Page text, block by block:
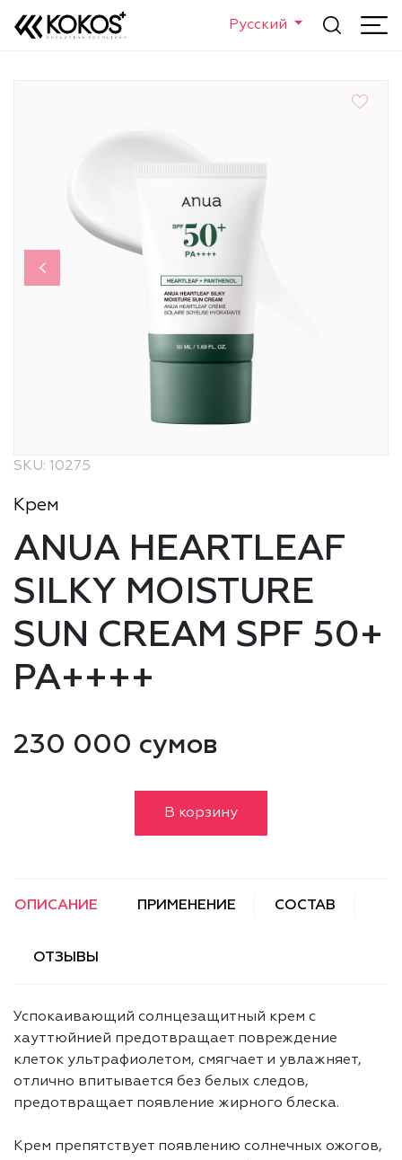
Русский
SKU: 10275
Крем
ANUA HEARTLEAF
SILKY MOISTURE
SUN CREAM SPF 50+
PA++++
230 000 сумов
В корзину
ОПИСАНИЕ ПРИМЕНЕНИЕ СОСТАВ
ОТЗЫВЫ
Успокаивающий солнцезащитный крем с
хауттюйнией предотвращает повреждение
клеток ультрафиолетом, смягчает и увлажняет,
отлично впитывается без белых следов,
предотвращает появление жирного блеска.
Крем препятствует появлению солнечных ожогов,